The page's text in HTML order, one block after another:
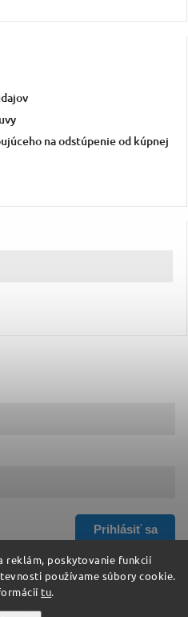
reklám, poskytovanie funkcií
používame súbory cookie.
tu.
na odstúpenie od kúpnej
Prihlásiť sa
. Všetky práva vyhradené.